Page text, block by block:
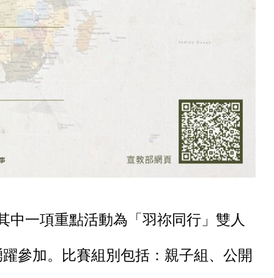
中一項重點活動為「羽祢同行」雙人
參加。比賽組別包括：親子組、公開